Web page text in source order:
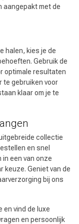
aangepakt met de
halen, kies je de
Gebruik de
optimale resultaten
te gebruiken voor
klaar om je te
collectie
en snel
een van onze
keuze. Geniet van de
bij ons
en vind de luxe
en persoonlijk